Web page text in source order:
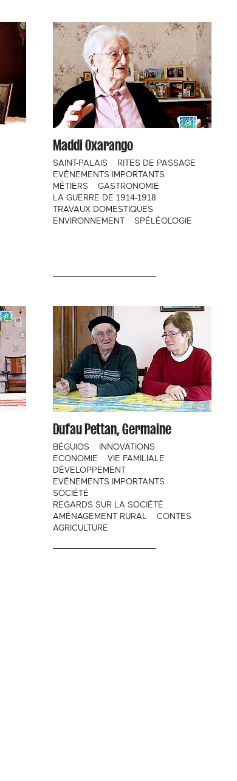
Maddi Oxarango
SAINT-PALAIS
RITES DE PASSAGE
EVÉNEMENTS IMPORTANTS
MÉTIERS
GASTRONOMIE
LA GUERRE DE 1914-1918
TRAVAUX DOMESTIQUES
ENVIRONNEMENT
SPÉLÉOLOGIE
Dufau Pettan, Germaine
BÉGUIOS
INNOVATIONS
ECONOMIE
VIE FAMILIALE
DÉVELOPPEMENT
EVÉNEMENTS IMPORTANTS
SOCIÉTÉ
REGARDS SUR LA SOCIÉTÉ
AMÉNAGEMENT RURAL
CONTES
AGRICULTURE